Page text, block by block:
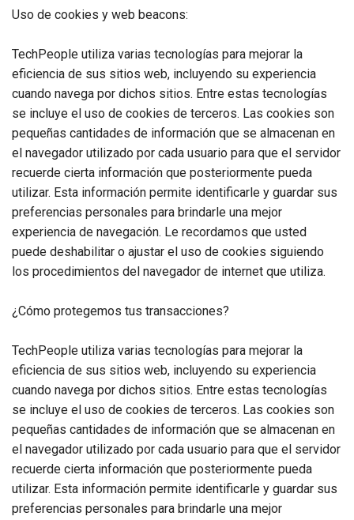
Uso de cookies y web beacons:
TechPeople utiliza varias tecnologías para mejorar la
eficiencia de sus sitios web, incluyendo su experiencia
cuando navega por dichos sitios. Entre estas tecnologías
se incluye el uso de cookies de terceros. Las cookies son
pequeñas cantidades de información que se almacenan en
el navegador utilizado por cada usuario para que el servidor
recuerde cierta información que posteriormente pueda
utilizar. Esta información permite identificarle y guardar sus
preferencias personales para brindarle una mejor
experiencia de navegación. Le recordamos que usted
puede deshabilitar o ajustar el uso de cookies siguiendo
los procedimientos del navegador de internet que utiliza.
¿Cómo protegemos tus transacciones?
TechPeople utiliza varias tecnologías para mejorar la
eficiencia de sus sitios web, incluyendo su experiencia
cuando navega por dichos sitios. Entre estas tecnologías
se incluye el uso de cookies de terceros. Las cookies son
pequeñas cantidades de información que se almacenan en
el navegador utilizado por cada usuario para que el servidor
recuerde cierta información que posteriormente pueda
utilizar. Esta información permite identificarle y guardar sus
preferencias personales para brindarle una mejor